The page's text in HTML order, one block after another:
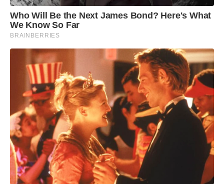
compromisso é buscar melhorias em prol da
região do Médio Piracicaba, para continuar
construindo esse legado tão significativo”,
destacou o presidente.
Para celebrar a data, foi realizado um almoço
reunindo prefeitos, vices, secretários e lideranças
de municípios associados.
Who Will Be the Next James Bond? Here's What
We Know So Far
BRAINBERRIES